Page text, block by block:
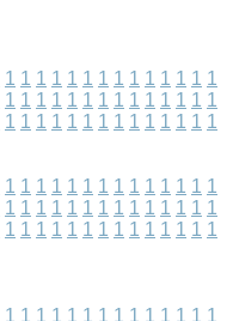
1 1 1 1 1 1 1 1 1 1 1 1 1 1
1 1 1 1 1 1 1 1 1 1 1 1 1 1
1 1 1 1 1 1 1 1 1 1 1 1 1 1
1 1 1 1 1 1 1 1 1 1 1 1 1 1
1 1 1 1 1 1 1 1 1 1 1 1 1 1
1 1 1 1 1 1 1 1 1 1 1 1 1 1
1 1 1 1 1 1 1 1 1 1 1 1 1 1